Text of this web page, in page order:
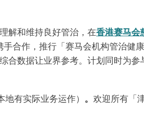
解和维持良好管治，在香港赛马会
手合作，推行「赛马会机构管治健
数据让业界参考。计划同时为参
有实际业务运作） 。 欢迎所有「